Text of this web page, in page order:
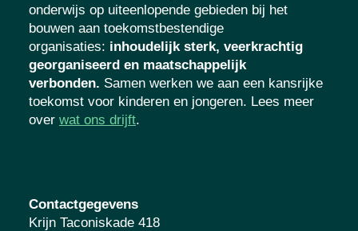
onderwijs op uiteenlopende gebieden bij het
bouwen aan toekomstbestendige
organisaties: inhoudelijk sterk, veerkrachtig
georganiseerd en maatschappelijk
verbonden. Samen werken we aan een kansrijke
toekomst voor kinderen en jongeren. Lees meer
over wat ons drijft.
Contactgegevens
Krijn Taconiskade 418